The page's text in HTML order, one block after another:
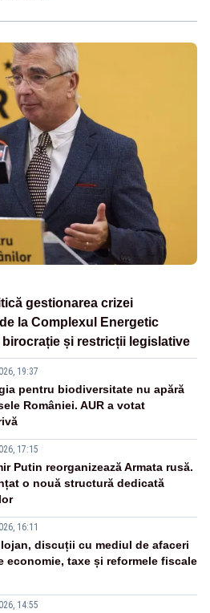
gestionarea crizei
la Complexul Energetic
și restricții legislative
19:37
pentru biodiversitate nu apără
României. AUR a votat
17:15
Putin reorganizează Armata rusă.
o nouă structură dedicată
16:11
discuții cu mediul de afaceri
economie, taxe și reformele fiscale
14:55